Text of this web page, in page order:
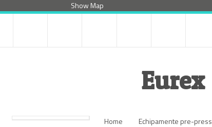
Show Map
Eurex
Home Echipamente pre-press